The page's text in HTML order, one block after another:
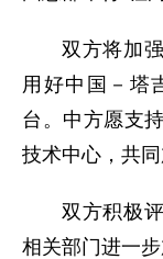
双方将加
用好中国－塔
台。中方愿支
技术中心，共
双方积极
相关部门进一步